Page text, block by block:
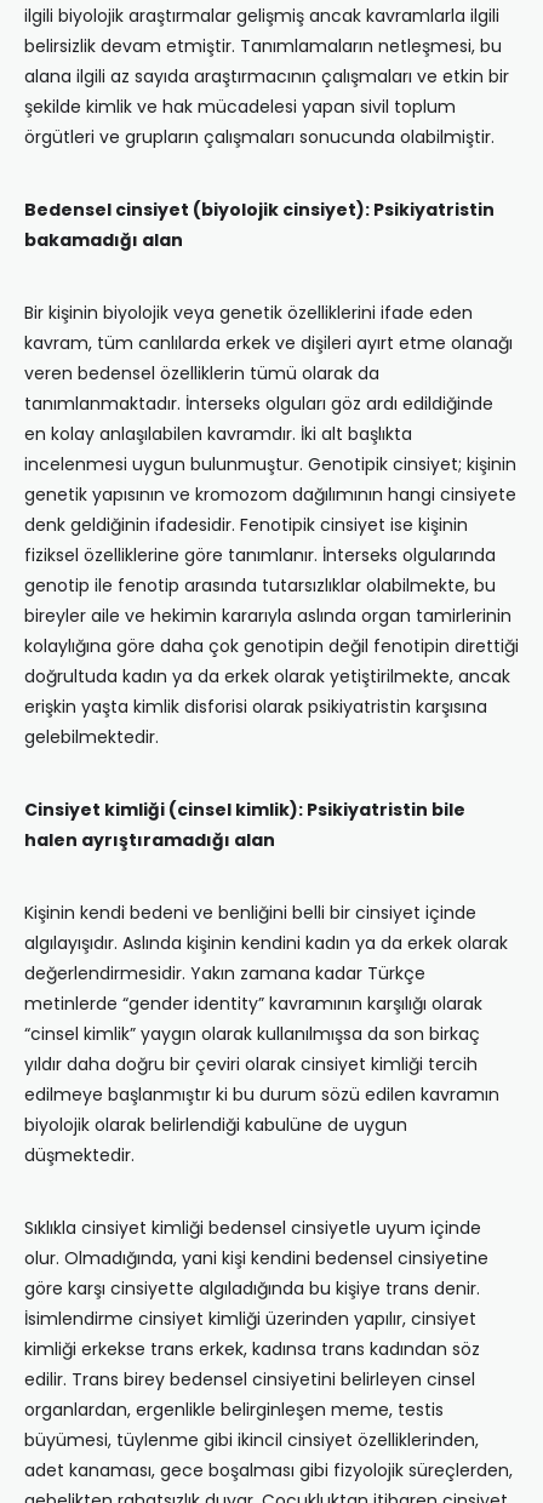
ilgili biyolojik araştırmalar gelişmiş ancak kavramlarla ilgili
belirsizlik devam etmiştir. Tanımlamaların netleşmesi, bu
alana ilgili az sayıda araştırmacının çalışmaları ve etkin bir
şekilde kimlik ve hak mücadelesi yapan sivil toplum
örgütleri ve grupların çalışmaları sonucunda olabilmiştir.
Bedensel cinsiyet (biyolojik cinsiyet): Psikiyatristin
bakamadığı alan
Bir kişinin biyolojik veya genetik özelliklerini ifade eden
kavram, tüm canlılarda erkek ve dişileri ayırt etme olanağı
veren bedensel özelliklerin tümü olarak da
tanımlanmaktadır. İnterseks olguları göz ardı edildiğinde
en kolay anlaşılabilen kavramdır. İki alt başlıkta
incelenmesi uygun bulunmuştur. Genotipik cinsiyet; kişinin
genetik yapısının ve kromozom dağılımının hangi cinsiyete
denk geldiğinin ifadesidir. Fenotipik cinsiyet ise kişinin
fiziksel özelliklerine göre tanımlanır. İnterseks olgularında
genotip ile fenotip arasında tutarsızlıklar olabilmekte, bu
bireyler aile ve hekimin kararıyla aslında organ tamirlerinin
kolaylığına göre daha çok genotipin değil fenotipin direttiği
doğrultuda kadın ya da erkek olarak yetiştirilmekte, ancak
erişkin yaşta kimlik disforisi olarak psikiyatristin karşısına
gelebilmektedir.
Cinsiyet kimliği (cinsel kimlik): Psikiyatristin bile
halen ayrıştıramadığı alan
Kişinin kendi bedeni ve benliğini belli bir cinsiyet içinde
algılayışıdır. Aslında kişinin kendini kadın ya da erkek olarak
değerlendirmesidir. Yakın zamana kadar Türkçe
metinlerde “gender identity” kavramının karşılığı olarak
“cinsel kimlik” yaygın olarak kullanılmışsa da son birkaç
yıldır daha doğru bir çeviri olarak cinsiyet kimliği tercih
edilmeye başlanmıştır ki bu durum sözü edilen kavramın
biyolojik olarak belirlendiği kabulüne de uygun
düşmektedir.
Sıklıkla cinsiyet kimliği bedensel cinsiyetle uyum içinde
olur. Olmadığında, yani kişi kendini bedensel cinsiyetine
göre karşı cinsiyette algıladığında bu kişiye trans denir.
İsimlendirme cinsiyet kimliği üzerinden yapılır, cinsiyet
kimliği erkekse trans erkek, kadınsa trans kadından söz
edilir. Trans birey bedensel cinsiyetini belirleyen cinsel
organlardan, ergenlikle belirginleşen meme, testis
büyümesi, tüylenme gibi ikincil cinsiyet özelliklerinden,
adet kanaması, gece boşalması gibi fizyolojik süreçlerden,